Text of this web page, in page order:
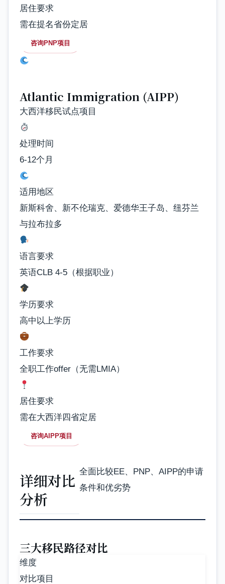
居住要求
需在提名省份定居
咨询PNP项目
Atlantic Immigration (AIPP)
大西洋移民试点项目
处理时间
6-12个月
适用地区
新斯科舍、新不伦瑞克、爱德华王子岛、纽芬兰
与拉布拉多
语言要求
英语CLB 4-5（根据职业）
学历要求
高中以上学历
工作要求
全职工作offer（无需LMIA）
居住要求
需在大西洋四省定居
咨询AIPP项目
详细对比
分析
全面比较EE、PNP、AIPP的申请
条件和优劣势
三大移民路径对比
维度
对比项目